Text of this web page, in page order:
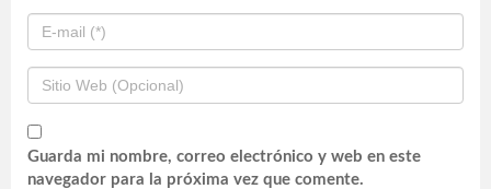
Guarda mi nombre, correo electrónico y web en este
navegador para la próxima vez que comente.